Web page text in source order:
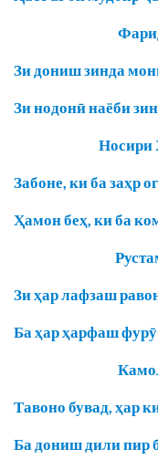
Зи дониш зинда
Зи нодонӣ наёби
Носири
Забоне, ки ба заҳр
Ҳамон беҳ, ки ба
Рустам
Зи ҳар лафзаш
Ба ҳар ҳарфаш фурӯ
Камоли
Тавоно бувад, ҳар
Ба дониш дили пир